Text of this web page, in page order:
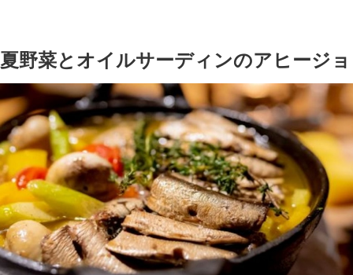
夏野菜とオイルサーディンのアヒージョ